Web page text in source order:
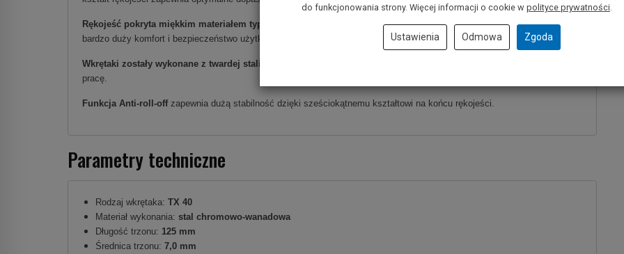
Rękojeść pokryta miękkim materiałem typu SoftGrip
chroni ręce i mięśnie w trakcie wykonywania prac zapewniają
bardzo duży komfort i bezpieczeństwo użytkowania.
Wkrętaki zostały wykonane z twardej stali chromowo-wanadowej
pracę.
Funkcja Anti-roll-offzapewnia dużą stabilność dzięki sześciokątnemu kształtowi na końcu rękojeści.
Parametry techniczne
Rodzaj wkrętaka: TX 40
Materiał wykonania: stal chromowo-wanadowa
Długość trzonu: 125 mm
Średnica trzonu: 7,0 mm
do funkcjonowania strony. Więcej informacji o cookie w polityce prywatności.
Ustawienia Odmowa Zgoda